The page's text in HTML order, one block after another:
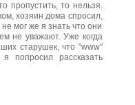
пропустить, то нельзя.
хозяин дома спросил,
мог же я знать что они
не уважают. Уже когда
старушек, что "www"
попросил рассказать